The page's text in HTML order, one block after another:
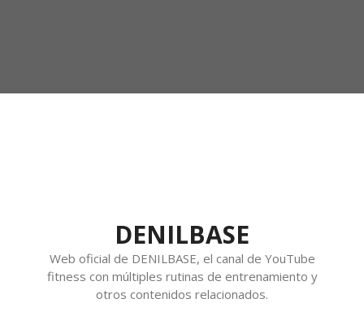
DENILBASE
Web oficial de DENILBASE, el canal de YouTube
fitness con múltiples rutinas de entrenamiento y
otros contenidos relacionados.